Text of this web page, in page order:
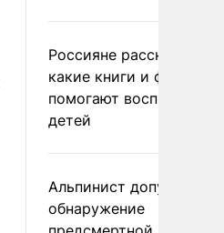
Россияне рассказали,
какие книги и фильмы
помогают воспитывать
детей
Альпинист допустил
обнаружение